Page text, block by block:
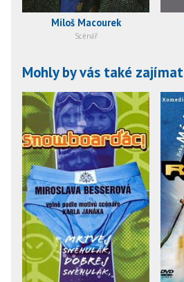
Miloš Macourek
Scénář
Mohly by vás také zajímat